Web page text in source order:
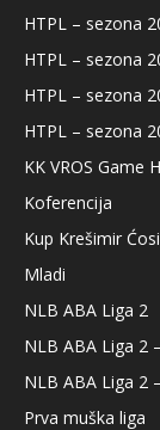
HTPL – sezona
HTPL – sezona
HTPL – sezona
HTPL – sezona
KK VROS Game
Koferencija
Kup Krešimir
Mladi
NLB ABA Liga 2
NLB ABA Liga 2
NLB ABA Liga 2
Prva muška liga